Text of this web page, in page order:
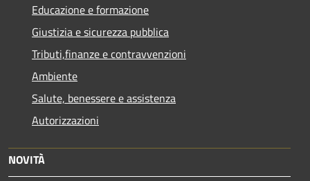
Educazione e formazione
Giustizia e sicurezza pubblica
Tributi,finanze e contravvenzioni
Ambiente
Salute, benessere e assistenza
Autorizzazioni
NOVITÀ